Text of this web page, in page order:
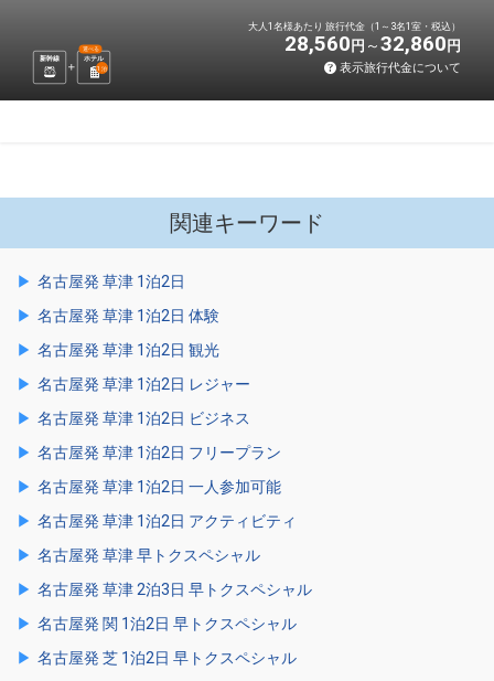
新幹線 ホテル
選べる
1 泊
大人1名様あたり 旅行代金（1～3名1室・税込）
28,560 円 32,860 円
表示旅行代金について
関連キーワード
名古屋発 草津 1泊2日
名古屋発 草津 1泊2日 体験
名古屋発 草津 1泊2日 観光
名古屋発 草津 1泊2日 レジャー
名古屋発 草津 1泊2日 ビジネス
名古屋発 草津 1泊2日 フリープラン
名古屋発 草津 1泊2日 一人参加可能
名古屋発 草津 1泊2日 アクティビティ
名古屋発 草津 早トクスペシャル
名古屋発 草津 2泊3日 早トクスペシャル
名古屋発 関 1泊2日 早トクスペシャル
名古屋発 芝 1泊2日 早トクスペシャル